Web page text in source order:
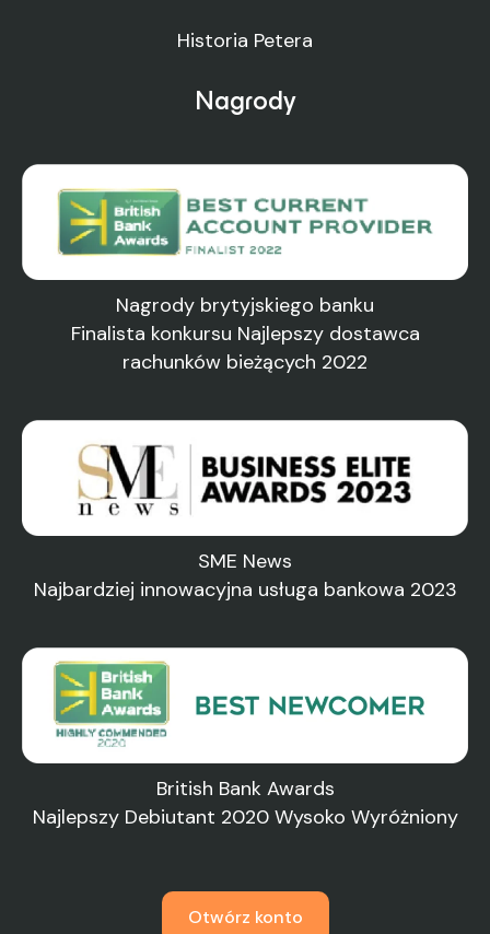
Historia Petera
Nagrody
Nagrody brytyjskiego banku
Finalista konkursu Najlepszy dostawca
rachunków bieżących 2022
SME News
Najbardziej innowacyjna usługa bankowa 2023
British Bank Awards
Najlepszy Debiutant 2020 Wysoko Wyróżniony
Otwórz konto